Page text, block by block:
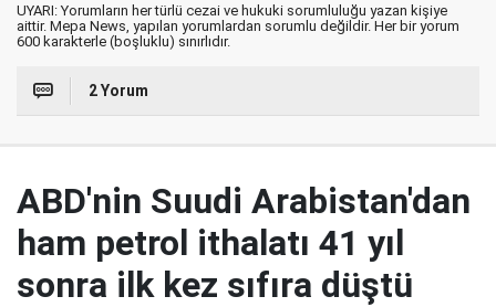
UYARI: Yorumların her türlü cezai ve hukuki sorumluluğu yazan kişiye
aittir. Mepa News, yapılan yorumlardan sorumlu değildir. Her bir yorum
600 karakterle (boşluklu) sınırlıdır.
2 Yorum
ABD'nin Suudi Arabistan'dan
ham petrol ithalatı 41 yıl
sonra ilk kez sıfıra düştü